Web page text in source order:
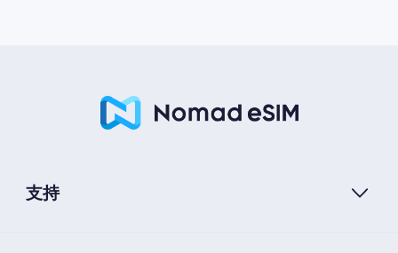
支持